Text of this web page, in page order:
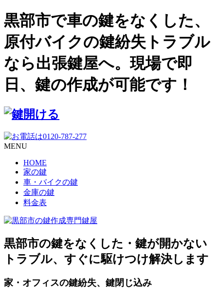
黒部市で車の鍵をなくした、
原付バイクの鍵紛失トラブル
なら出張鍵屋へ。現場で即
日、鍵の作成が可能です！
MENU
HOME
家の鍵
車・バイクの鍵
金庫の鍵
料金表
黒部市の鍵をなくした・鍵が開かない
トラブル、すぐに駆けつけ解決します
家・オフィスの鍵紛失、鍵閉じ込み